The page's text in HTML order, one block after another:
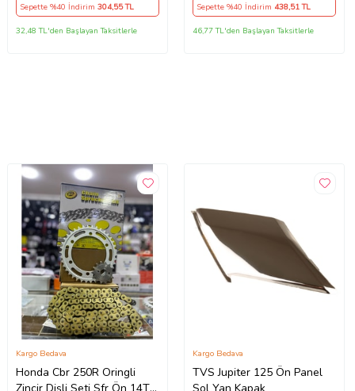
Sepette %40 İndirim304,55 TL
32,48 TL'den Başlayan Taksitlerle
Sepette %40 İndirim 438,51 TL
46,77 TL'den Başlayan Taksitlerle
Honda Cbr 250R Oringli
Kargo Bedava
TVS Jupiter 125 Ön Panel
Kargo Bedava